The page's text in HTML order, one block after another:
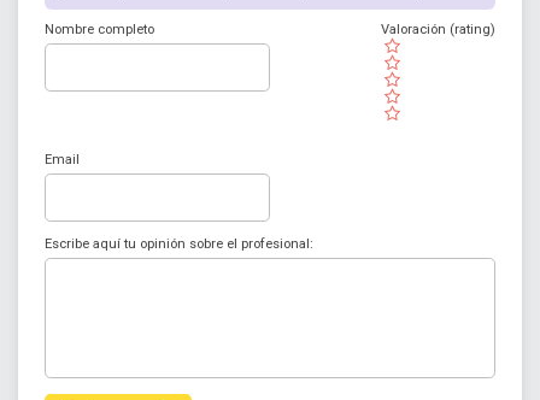
Nombre completo
( )
( )
( )
( )
( )
Valoración (rating)
Email
Escribe aquí tu opinión sobre el profesional: